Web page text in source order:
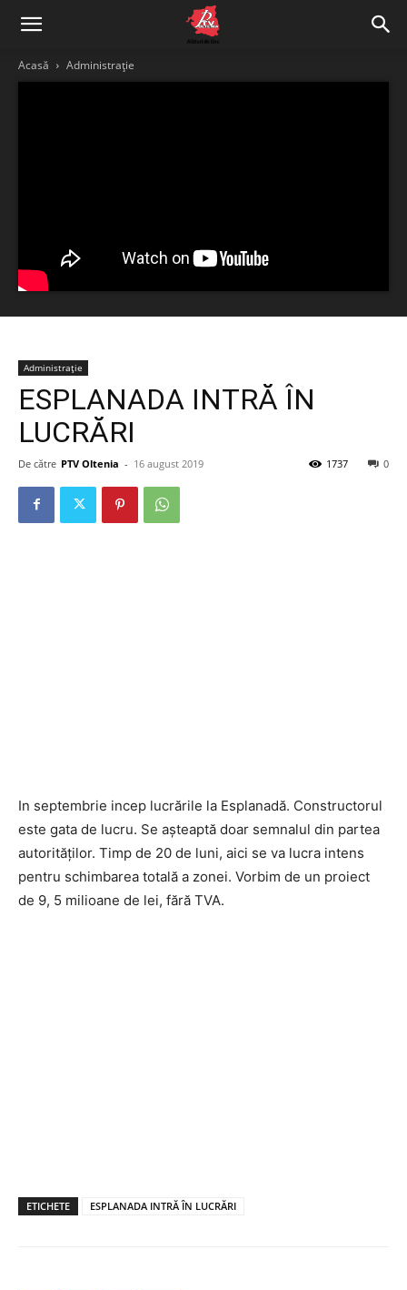
Acasă Administrație
Administrație
ESPLANADA INTRĂ ÎN
LUCRĂRI
De către PTV Oltenia - 16 august 2019 0
1737
In septembrie incep lucrările la Esplanadă. Constructorul
este gata de lucru. Se așteaptă doar semnalul din partea
autorităților. Timp de 20 de luni, aici se va lucra intens
pentru schimbarea totală a zonei. Vorbim de un proiect
de 9, 5 milioane de lei, fără TVA.
ETICHETE ESPLANADA INTRĂ ÎN LUCRĂRI